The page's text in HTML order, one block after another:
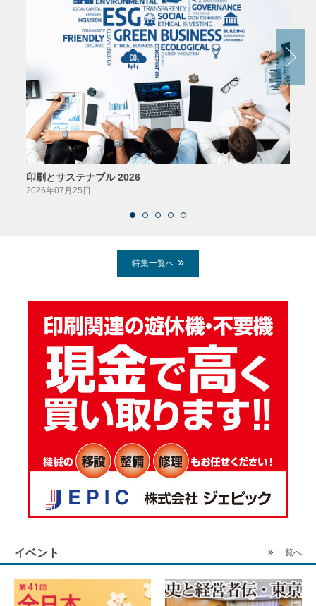
印刷とサステナブル 2026
2026年07月25日
特集一覧へ
イベント 一覧へ